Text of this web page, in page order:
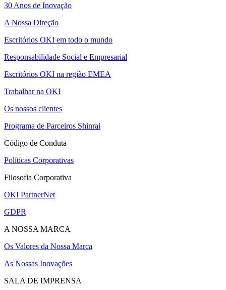
30 Anos de Inovação
A Nossa Direção
Escritórios OKI em todo o mundo
Responsabilidade Social e Empresarial
Escritórios OKI na região EMEA
Trabalhar na OKI
Os nossos clientes
Programa de Parceiros Shinrai
Código de Conduta
Políticas Corporativas
Filosofia Corporativa
OKI PartnerNet
GDPR
A NOSSA MARCA
Os Valores da Nossa Marca
As Nossas Inovações
SALA DE IMPRENSA